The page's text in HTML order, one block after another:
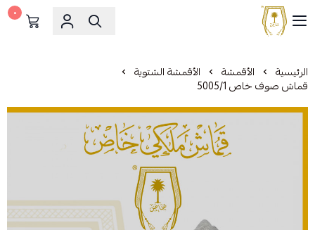
مشالح المهدي الملكية
٠
الرئيسية الأقمشة الأقمشة الشتوية
قماش صوف خاص 5005/1